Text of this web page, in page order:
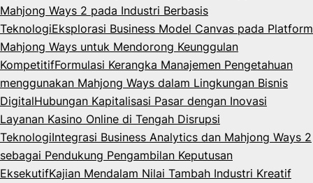
Mahjong Ways 2 pada Industri Berbasis
TeknologiEksplorasi Business Model Canvas pada Platform
Mahjong Ways untuk Mendorong Keunggulan
KompetitifFormulasi Kerangka Manajemen Pengetahuan
menggunakan Mahjong Ways dalam Lingkungan Bisnis
DigitalHubungan Kapitalisasi Pasar dengan Inovasi
Layanan Kasino Online di Tengah Disrupsi
TeknologiIntegrasi Business Analytics dan Mahjong Ways 2
sebagai Pendukung Pengambilan Keputusan
EksekutifKajian Mendalam Nilai Tambah Industri Kreatif